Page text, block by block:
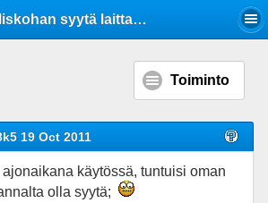
Oliskohan syytä laittaa letkurikkoventtiili vanhempaankin kalustoon
Toiminto
19 Oct 2011
käytössä, tuntuisi oman
olla syytä;